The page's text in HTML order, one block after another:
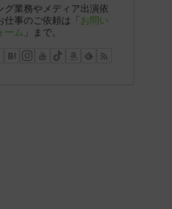
グ業務やメディア出演依
仕事のご依頼は「 お問い
ーム 」まで。